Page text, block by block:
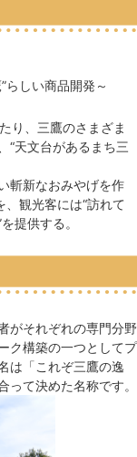
らしい商品開発～
り、三鷹のさまざま
“天文台があるまち三
斬新なおみやげを作
、観光客には“訪れて
提供する。
がそれぞれの専門分野
ク構築の一つとしてプ
は「これぞ三鷹の逸
て決めた名称です。